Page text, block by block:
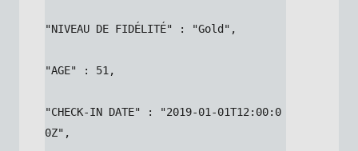
"NIVEAU DE FIDÉLITÉ" : "Gold",
"AGE" : 51,
"CHECK-IN DATE" : "2019-01-01T12:00:0
0Z",